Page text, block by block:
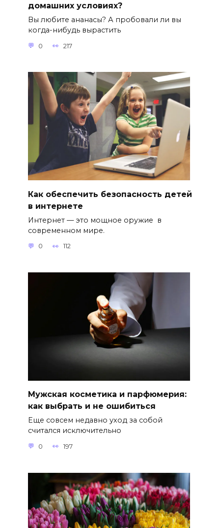
домашних условиях?
Вы любите ананасы? А пробовали ли вы
когда-нибудь вырастить
0 217
Как обеспечить безопасность детей
в интернете
Интернет — это мощное оружие в
современном мире.
0 112
Мужская косметика и парфюмерия:
как выбрать и не ошибиться
Еще совсем недавно уход за собой
считался исключительно
0 197